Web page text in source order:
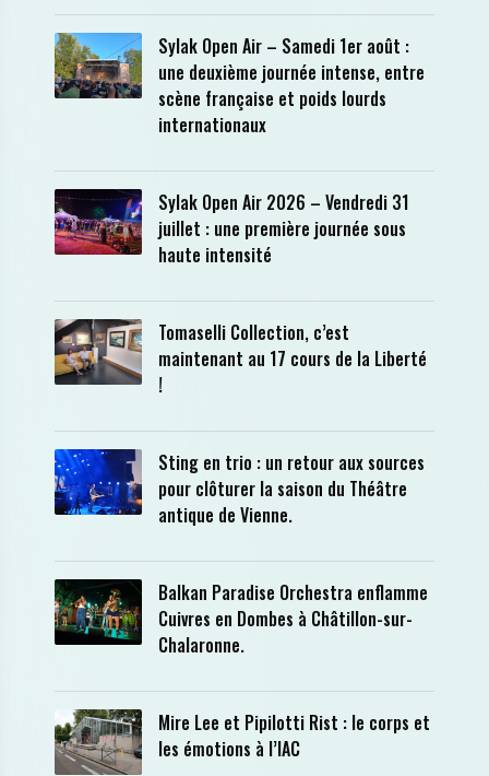
Sylak Open Air – Samedi 1er août :
une deuxième journée intense, entre
scène française et poids lourds
internationaux
Sylak Open Air 2026 – Vendredi 31
juillet : une première journée sous
haute intensité
Tomaselli Collection, c’est
maintenant au 17 cours de la Liberté
!
Sting en trio : un retour aux sources
pour clôturer la saison du Théâtre
antique de Vienne.
Balkan Paradise Orchestra enflamme
Cuivres en Dombes à Châtillon-sur-
Chalaronne.
Mire Lee et Pipilotti Rist : le corps et
les émotions à l’IAC